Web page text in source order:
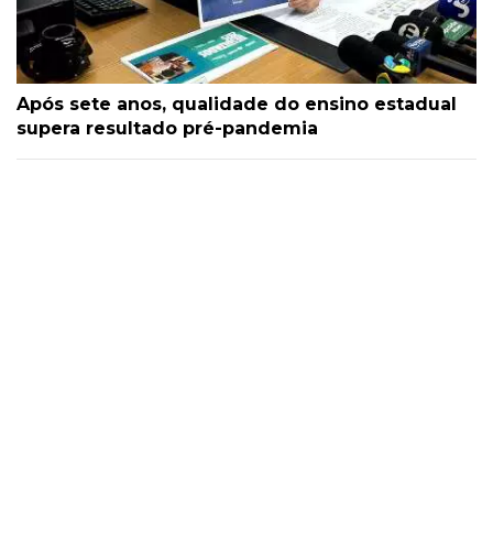
Após sete anos, qualidade do ensino estadual
supera resultado pré-pandemia